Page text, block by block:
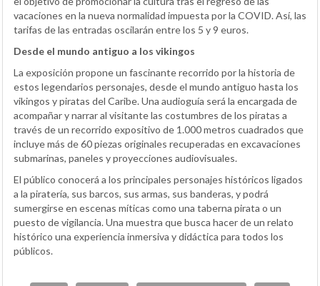
vacaciones en la nueva normalidad impuesta por la COVID. Así, las
tarifas de las entradas oscilarán entre los 5 y 9 euros.
Desde el mundo antiguo a los vikingos
La exposición propone un fascinante recorrido por la historia de
estos legendarios personajes, desde el mundo antiguo hasta los
vikingos y piratas del Caribe. Una audioguía será la encargada de
acompañar y narrar al visitante las costumbres de los piratas a
través de un recorrido expositivo de 1.000 metros cuadrados que
incluye más de 60 piezas originales recuperadas en excavaciones
submarinas, paneles y proyecciones audiovisuales.
El público conocerá a los principales personajes históricos ligados
a la piratería, sus barcos, sus armas, sus banderas, y podrá
sumergirse en escenas míticas como una taberna pirata o un
puesto de vigilancia. Una muestra que busca hacer de un relato
histórico una experiencia inmersiva y didáctica para todos los
públicos.